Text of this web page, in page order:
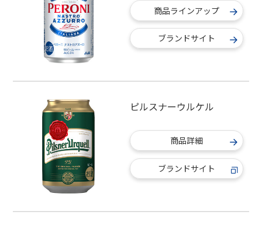
商品ラインアップ
ブランドサイト
ピルスナーウルケル
商品詳細
ブランドサイト